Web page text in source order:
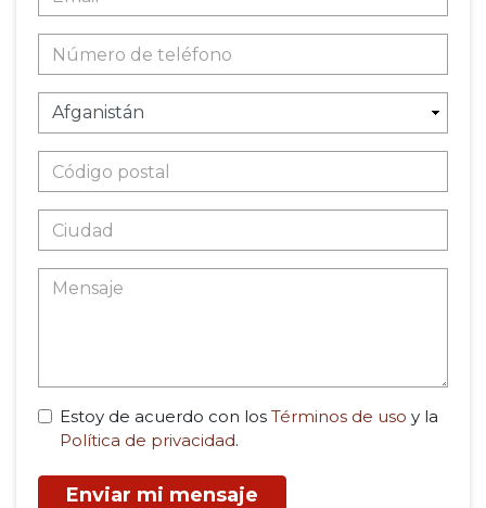
Estoy de acuerdo con los Términos de uso y la
Política de privacidad.
Enviar mi mensaje